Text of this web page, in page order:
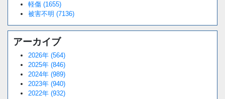
軽傷 (1655)
被害不明 (7136)
アーカイブ
2026年 (564)
2025年 (846)
2024年 (989)
2023年 (940)
2022年 (932)